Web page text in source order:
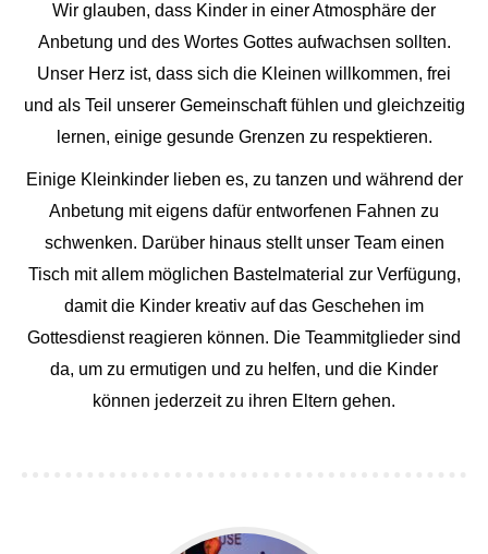
Wir glauben, dass Kinder in einer Atmosphäre der
Anbetung und des Wortes Gottes aufwachsen sollten.
Unser Herz ist, dass sich die Kleinen willkommen, frei
und als Teil unserer Gemeinschaft fühlen und gleichzeitig
lernen, einige gesunde Grenzen zu respektieren.
Einige Kleinkinder lieben es, zu tanzen und während der
Anbetung mit eigens dafür entworfenen Fahnen zu
schwenken. Darüber hinaus stellt unser Team einen
Tisch mit allem möglichen Bastelmaterial zur Verfügung,
damit die Kinder kreativ auf das Geschehen im
Gottesdienst reagieren können. Die Teammitglieder sind
da, um zu ermutigen und zu helfen, und die Kinder
können jederzeit zu ihren Eltern gehen.